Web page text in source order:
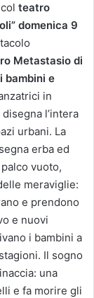
teatro
domenica 9
Metastasio di
bambini e
in
l’intera
urbani. La
erba ed
vuoto,
meraviglie:
e prendono
e nuovi
i bambini a
Il sogno
una
e fa morire gli